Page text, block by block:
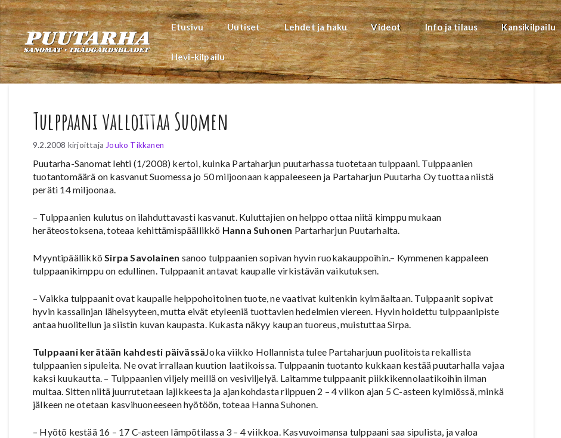
Siirry
sisältöön
Etusivu Uutiset Lehdet ja haku Videot Info ja tilaus Kansikilpailu
Hevi-kilpailu
Tulppaani valloittaa Suomen
9.2.2008 kirjoittaja Jouko Tikkanen
Puutarha-Sanomat lehti (1/2008) kertoi, kuinka Partaharjun puutarhassa tuotetaan tulppaani. Tulppaanien
tuotantomäärä on kasvanut Suomessa jo 50 miljoonaan kappaleeseen ja Partaharjun Puutarha Oy tuottaa niistä
peräti 14 miljoonaa.
– Tulppaanien kulutus on ilahduttavasti kasvanut. Kuluttajien on helppo ottaa niitä kimppu mukaan
heräteostoksena, toteaa kehittämispäällikkö Hanna Suhonen Partarharjun Puutarhalta.
Myyntipäällikkö Sirpa Savolainen sanoo tulppaanien sopivan hyvin ruokakauppoihin.– Kymmenen kappaleen
tulppaanikimppu on edullinen. Tulppaanit antavat kaupalle virkistävän vaikutuksen.
– Vaikka tulppaanit ovat kaupalle helppohoitoinen tuote, ne vaativat kuitenkin kylmäaltaan. Tulppaanit sopivat
hyvin kassalinjan läheisyyteen, mutta eivät etyleeniä tuottavien hedelmien viereen. Hyvin hoidettu tulppaanipiste
antaa huolitellun ja siistin kuvan kaupasta. Kukasta näkyy kaupan tuoreus, muistuttaa Sirpa.
Tulppaani kerätään kahdesti päivässä Joka viikko Hollannista tulee Partaharjuun puolitoista rekallista
tulppaanien sipuleita. Ne ovat irrallaan kuution laatikoissa. Tulppaanin tuotanto kukkaan kestää puutarhalla vajaa
kaksi kuukautta. – Tulppaanien viljely meillä on vesiviljelyä. Laitamme tulppaanit piikkikennolaatikoihin ilman
multaa. Sitten niitä juurrutetaan lajikkeesta ja ajankohdasta riippuen 2 – 4 viikon ajan 5 C-asteen kylmiössä, minkä
jälkeen ne otetaan kasvihuoneeseen hyötöön, toteaa Hanna Suhonen.
– Hyötö kestää 16 – 17 C-asteen lämpötilassa 3 – 4 viikkoa. Kasvuvoimansa tulppaani saa sipulista, ja valoa